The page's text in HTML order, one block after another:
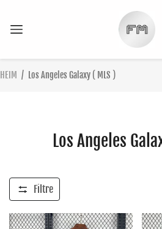
HEIM / Los Angeles Galaxy ( MLS )
Los Angeles
Filtre